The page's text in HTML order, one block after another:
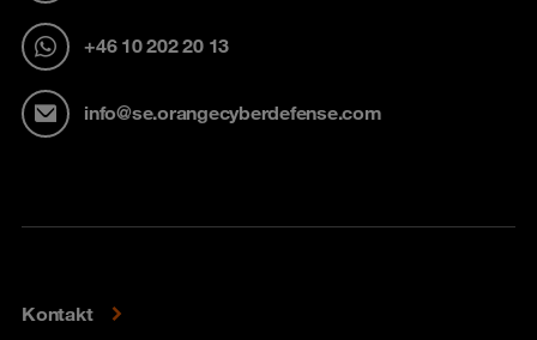
+46 10 202 20 13
info@se.orangecyberdefense.com
Kontakt